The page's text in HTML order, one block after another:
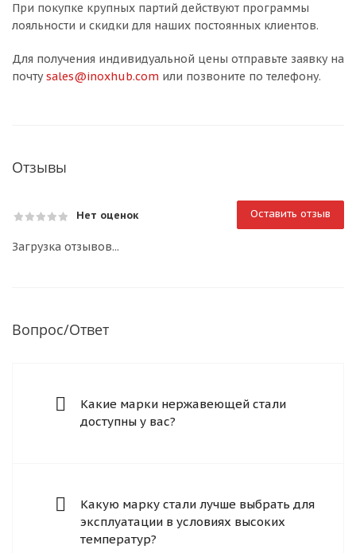
При покупке крупных партий действуют программы
лояльности и скидки для наших постоянных клиентов.
Для получения индивидуальной цены отправьте заявку на
почтуsales@inoxhub.com или позвоните по телефону.
Отзывы
Нет оценок Оставить отзыв
Загрузка отзывов...
Вопрос/Ответ
Какие марки нержавеющей стали
доступны у вас?
Какую марку стали лучше выбрать для
эксплуатации в условиях высоких
температур?